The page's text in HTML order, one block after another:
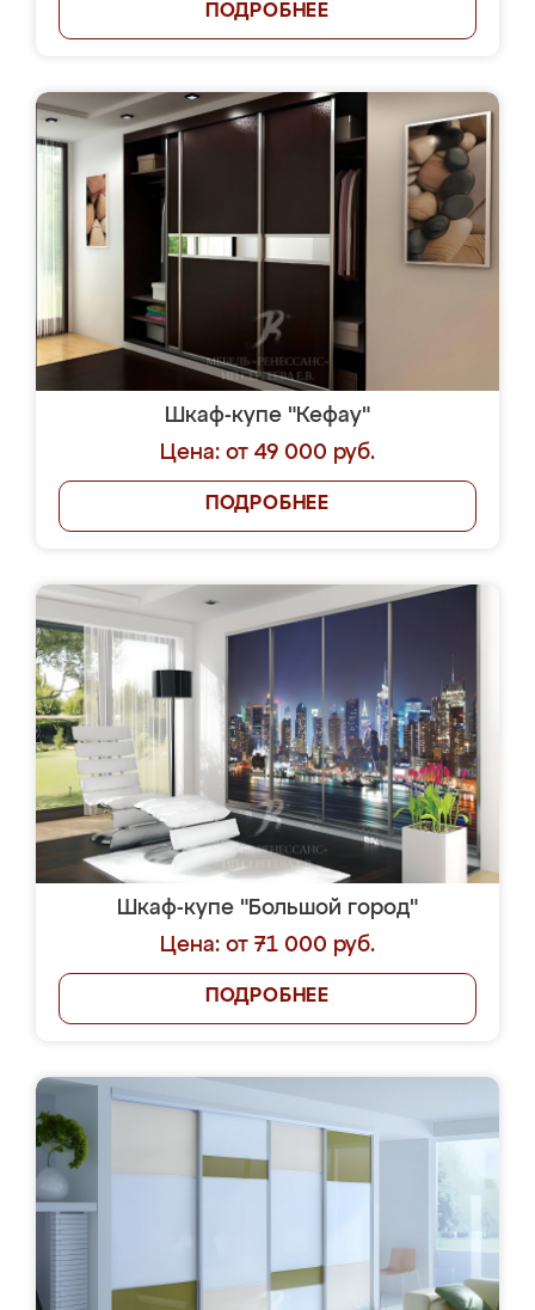
ПОДРОБНЕЕ
Шкаф-купе "Кефау"
Цена: от 49 000 руб.
ПОДРОБНЕЕ
Шкаф-купе "Большой город"
Цена: от 71 000 руб.
ПОДРОБНЕЕ